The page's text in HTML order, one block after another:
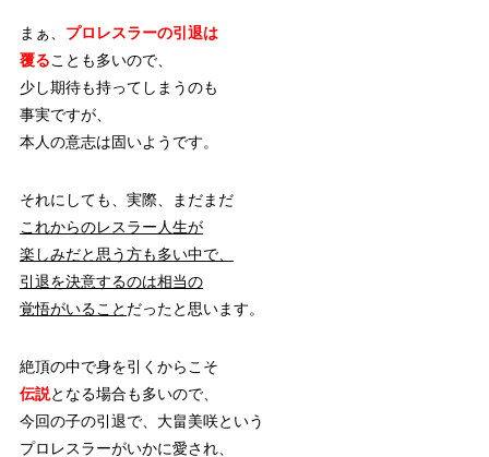
まぁ、 プロレスラーの引退は
覆ることも多いので、
少し期待も持ってしまうのも
事実ですが、
本人の意志は固いようです。
それにしても、実際、まだまだ
これからのレスラー人生が
楽しみだと思う方も多い中で、
引退を決意するのは相当の
覚悟がいること だったと思います。
絶頂の中で身を引くからこそ
伝説となる場合も多いので、
今回の子の引退で、大畠美咲という
プロレスラーがいかに愛され、